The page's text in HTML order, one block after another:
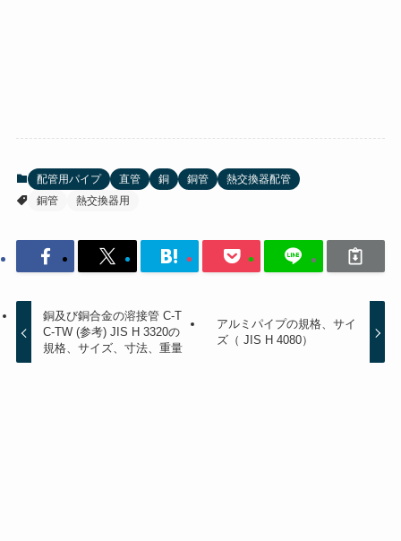
配管用パイプ 直管 銅 銅管
熱交換器配管
銅管
熱交換器用
銅及び銅合金の溶接管 C-T
C-TW (参考) JIS H 3320の
規格、サイズ、寸法、重量
アルミパイプの規格、サイ
ズ（ JIS H 4080）